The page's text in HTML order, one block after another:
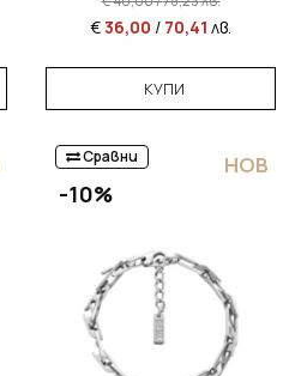
€36,00 / 70,41 лв.
КУПИ
Сравни
-10%
НОВ